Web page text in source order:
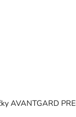
AVANTGARD